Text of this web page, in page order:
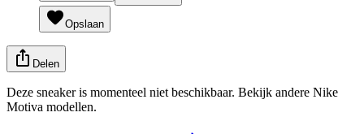
Opslaan
Delen
Deze sneaker is momenteel niet beschikbaar. Bekijk andere Nike
Motiva modellen.